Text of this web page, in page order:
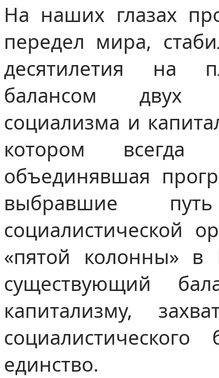
На наших глазах
передел мира,
десятилетия на
балансом двух
социализма и
котором
объединявшая
выбравшие
социалистической
«пятой колонны»
существующий
капитализму,
единство.